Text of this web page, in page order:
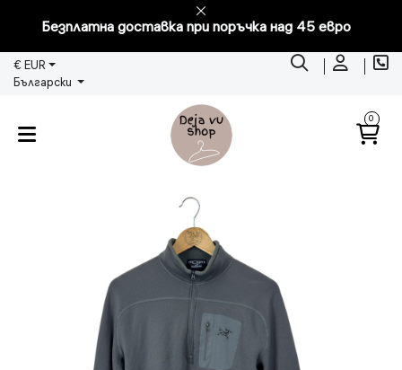
Безплатна доставка при поръчка над 45 евро
€ EUR
Български
0